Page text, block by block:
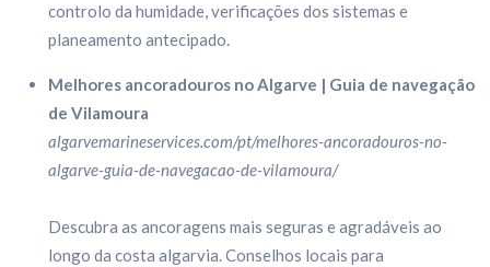
controlo da humidade, verificações dos sistemas e
planeamento antecipado.
Melhores ancoradouros no Algarve | Guia de navegação
de Vilamoura
algarvemarineservices.com/pt/melhores-ancoradouros-no-
algarve-guia-de-navegacao-de-vilamoura/
Descubra as ancoragens mais seguras e agradáveis ​​ao
longo da costa algarvia. Conselhos locais para